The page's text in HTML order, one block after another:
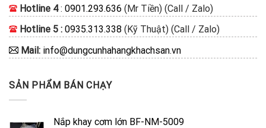
Hotline 4: 0901.293.636 (Mr Tiền) (Call / Zalo)
Hotline 5 : 0935.313.338 (Kỹ Thuật) (Call / Zalo)
Mail: info@dungcunhahangkhachsan.vn
SẢN PHẨM BÁN CHẠY
Nắp khay cơm lớn BF-NM-5009